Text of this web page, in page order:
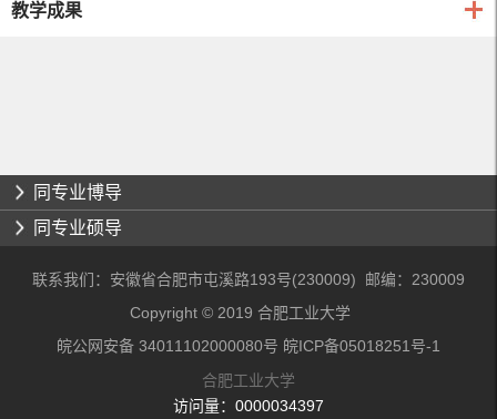
教学成果
同专业博导
同专业硕导
联系我们：安徽省合肥市屯溪路193号(230009) 邮编：230009
Copyright © 2019 合肥工业大学
皖公网安备 34011102000080号 皖ICP备05018251号-1
合肥工业大学
访问量： 0000034397